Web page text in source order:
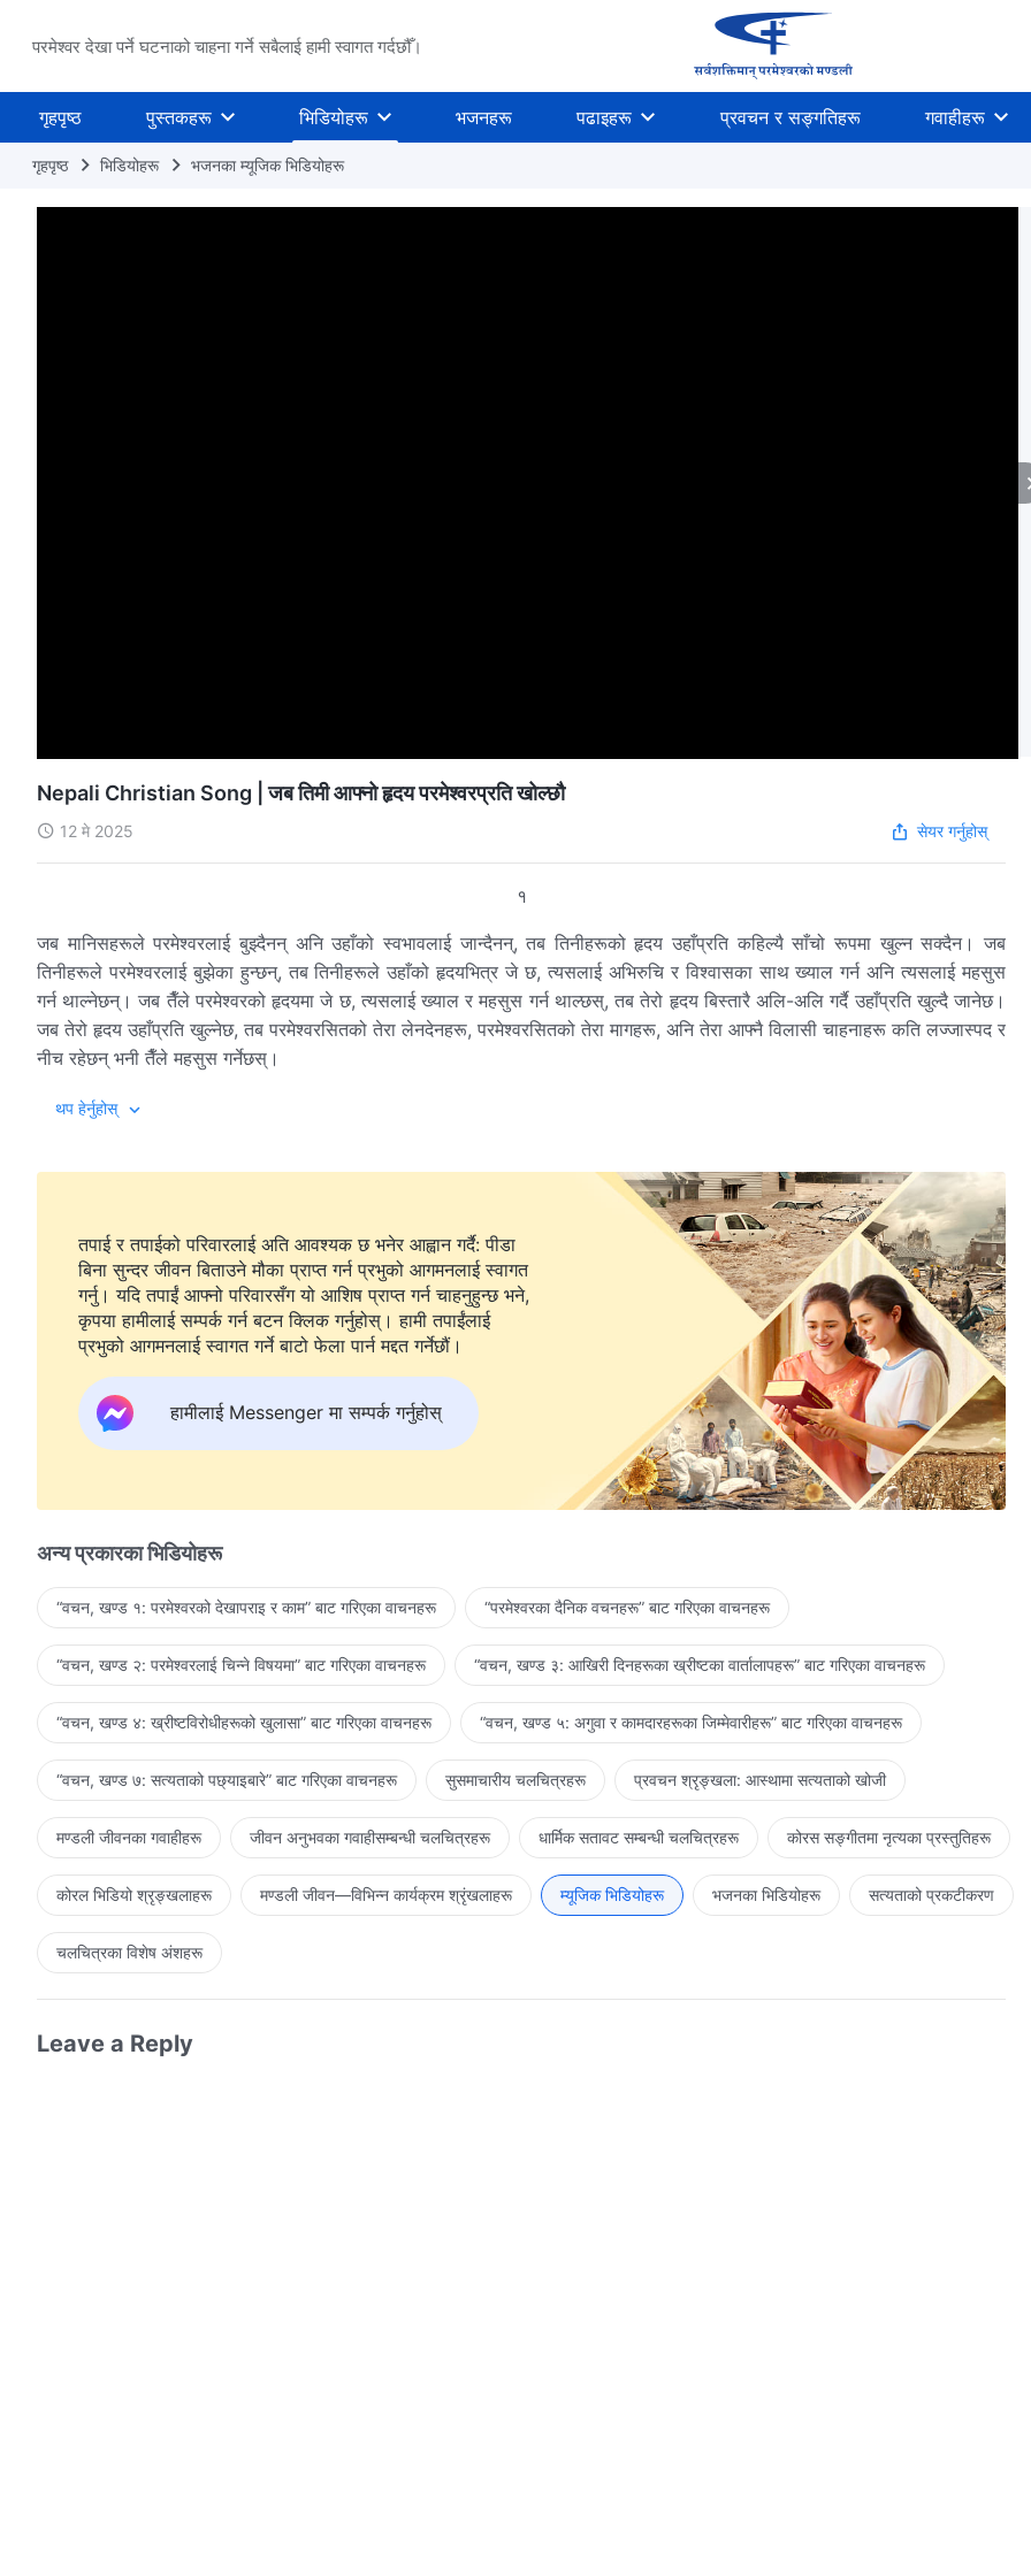
परमेश्वर देखा पर्ने घटनाको चाहना गर्ने सबैलाई हामी स्वागत गर्दछौँ।
गृहपृष्ठ पुस्तकहरू भिडियोहरू भजनहरू पढाइहरू प्रवचन र सङ्गतिहरू गवाहीहरू
गृहपृष्ठ भिडियोहरू भजनका म्यूजिक भिडियोहरू
Nepali Christian Song | जब तिमी आफ्नो हृदय परमेश्‍वरप्रति खोल्छौ
12 मे 2025 सेयर गर्नुहोस्
१
जब मानिसहरूले परमेश्‍वरलाई बुझ्दैनन् अनि उहाँको स्वभावलाई जान्दैनन्, तब तिनीहरूको हृदय उहाँप्रति कहिल्यै साँचो रूपमा खुल्न सक्दैन। जब
तिनीहरूले परमेश्‍वरलाई बुझेका हुन्छन्, तब तिनीहरूले उहाँको हृदयभित्र जे छ, त्यसलाई अभिरुचि र विश्‍वासका साथ ख्याल गर्न अनि त्यसलाई महसुस
गर्न थाल्नेछन्। जब तैँले परमेश्‍वरको हृदयमा जे छ, त्यसलाई ख्याल र महसुस गर्न थाल्छस्, तब तेरो हृदय बिस्तारै अलि-अलि गर्दै उहाँप्रति खुल्दै जानेछ।
जब तेरो हृदय उहाँप्रति खुल्नेछ, तब परमेश्‍वरसितको तेरा लेनदेनहरू, परमेश्‍वरसितको तेरा मागहरू, अनि तेरा आफ्नै विलासी चाहनाहरू कति लज्जास्पद र
नीच रहेछन् भनी तैँले महसुस गर्नेछस्।
राज्यभित्र प्रवेश गर्नेछस्। यस राज्यमा कुनै धोका हुँदैन, कुनै छल हुँदैन, कुनै अन्धकार अनि कुनै खराबी हुँदैन। त्यहाँ केवल निष्कपटता र विश्‍वासयोग्यता
मात्रै हुन्छ; केवल ज्योति, सीधापन, धार्मिकता र दया हुन्छ। यो प्रेम र वास्ताले भरिपूर्ण हुन्छ, कृपा र सहिष्णुताले भरिपूर्ण हुन्छ, अनि यसद्वारा तैँले जीवित
हुनुको खुशी र आनन्दलाई अनुभव गर्छस्। जब तैँले परमेश्‍वरप्रति आफ्‍नो हृदय खोल्छस्, परमेश्‍वरले यिनै कुरा तँलाई प्रकट गरिदिनुहुनेछ। यो अनन्त
संसार परमेश्‍वरको बुद्धि तथा सर्वशक्तिमान्‌ताले भरिपूर्ण छ; यो उहाँको प्रेम तथा अख्तियारले पनि भरिपूर्ण छ। यहाँ तैँले परमेश्‍वरसँग जे छ र उहाँ जे
हुनुहुन्छ, कुन कुराले उहाँलाई आनन्द ल्याउँछ, किन उहाँ चिन्ता गर्नुहुन्छ अनि उहाँ किन दुःखी बन्‍नुहुन्छ, उहाँ किन रिसाउनुहुन्छ त्यसको हरेक पक्षलाई देख्‍न
सक्छस्…। आफ्नो हृदय परमेश्‍वरको निम्ति खोल्ने र उहाँलाई भित्र आउन दिने हरेक व्यक्तिले यो कुरा देख्न सक्छ।
—वचन, खण्ड २। परमेश्‍वरलाई चिन्‍ने विषयमा। परमेश्‍वरको काम, परमेश्‍वरको स्वभाव र परमेश्‍वर स्वयम् ३
थप हेर्नुहोस्
तपाई र तपाईको परिवारलाई अति आवश्यक छ भनेर आह्वान गर्दै: पीडा
बिना सुन्दर जीवन बिताउने मौका प्राप्त गर्न प्रभुको आगमनलाई स्वागत
गर्नु। यदि तपाईं आफ्नो परिवारसँग यो आशिष प्राप्त गर्न चाहनुहुन्छ भने,
कृपया हामीलाई सम्पर्क गर्न बटन क्लिक गर्नुहोस्। हामी तपाईंलाई
प्रभुको आगमनलाई स्वागत गर्ने बाटो फेला पार्न मद्दत गर्नेछौं।
हामीलाई Messenger मा सम्पर्क गर्नुहोस्
अन्य प्रकारका भिडियोहरू
“वचन, खण्ड १: परमेश्‍वरको देखापराइ र काम” बाट गरिएका वाचनहरू “परमेश्‍वरका दैनिक वचनहरू” बाट गरिएका वाचनहरू
“वचन, खण्ड २: परमेश्‍वरलाई चिन्‍ने विषयमा” बाट गरिएका वाचनहरू “वचन, खण्ड ३: आखिरी दिनहरूका ख्रीष्टका वार्तालापहरू” बाट गरिएका वाचनहरू
“वचन, खण्ड ४: ख्रीष्टविरोधीहरूको खुलासा” बाट गरिएका वाचनहरू “वचन, खण्ड ५: अगुवा र कामदारहरूका जिम्‍मेवारीहरू” बाट गरिएका वाचनहरू
“वचन, खण्ड ७: सत्यताको पछ्याइबारे” बाट गरिएका वाचनहरू सुसमाचारीय चलचित्रहरू प्रवचन श्रृङ्खला: आस्थामा सत्यताको खोजी
मण्डली जीवनका गवाहीहरू जीवन अनुभवका गवाहीसम्‍बन्धी चलचित्रहरू धार्मिक सतावट सम्‍बन्धी चलचित्रहरू कोरस सङ्गीतमा नृत्यका प्रस्तुतिहरू
कोरल भिडियो श्रृङ्खलाहरू मण्डली जीवन—विभिन्‍न कार्यक्रम श्रृंखलाहरू म्यूजिक भिडियोहरू भजनका भिडियोहरू सत्यताको प्रकटीकरण
चलचित्रका विशेष अंशहरू
Leave a Reply